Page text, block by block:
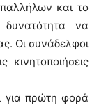
και το
να
Οι συνάδελφοι
κινητοποιήσεις
για πρώτη φορά